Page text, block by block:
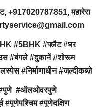
+917020787851, महारेरा
#5BHK #फ्लैट #घर
#बंगले #दुकानें #शोरूम
#निर्माणाधीन #जल्दीकब्ज़े
#ऑलओवरपुणे
#पुणेपश्चिम #पुणेदक्षिण